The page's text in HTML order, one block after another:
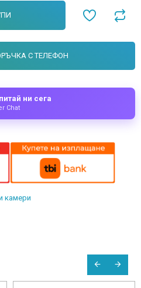
С ТЕЛЕФОН
ни сега
Chat
камери